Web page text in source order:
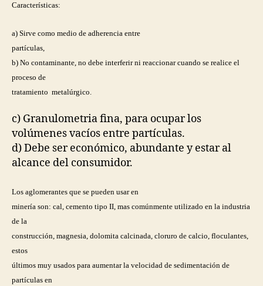
Características:
a) Sirve como medio de adherencia entre
partículas,
b) No contaminante, no debe interferir ni reaccionar cuando se realice el
proceso de
tratamiento metalúrgico.
c) Granulometria fina, para ocupar los
volúmenes vacíos entre partículas.
d) Debe ser económico, abundante y estar al
alcance del consumidor.
Los aglomerantes que se pueden usar en
minería son: cal, cemento tipo II, mas comúnmente utilizado en la industria
de la
construcción, magnesia, dolomita calcinada, cloruro de calcio, floculantes,
estos
últimos muy usados para aumentar la velocidad de sedimentación de
partículas en